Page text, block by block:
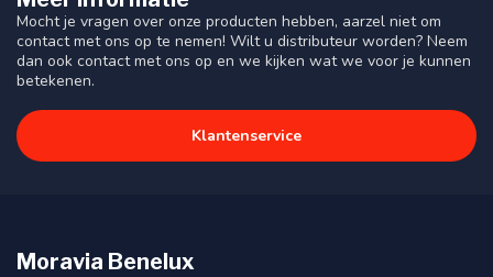
Mocht je vragen over onze producten hebben, aarzel niet om
contact met ons op te nemen! Wilt u distributeur worden? Neem
dan ook contact met ons op en we kijken wat we voor je kunnen
betekenen.
Klantenservice
Moravia Benelux